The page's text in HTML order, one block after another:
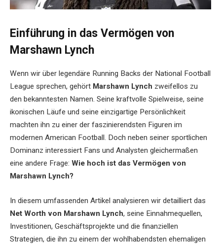
Einführung in das Vermögen von
Marshawn Lynch
Wenn wir über legendäre Running Backs der National Football
League sprechen, gehört Marshawn Lynch zweifellos zu
den bekanntesten Namen. Seine kraftvolle Spielweise, seine
ikonischen Läufe und seine einzigartige Persönlichkeit
machten ihn zu einer der faszinierendsten Figuren im
modernen American Football. Doch neben seiner sportlichen
Dominanz interessiert Fans und Analysten gleichermaßen
eine andere Frage: Wie hoch ist das Vermögen von
Marshawn Lynch?
In diesem umfassenden Artikel analysieren wir detailliert das
Net Worth von Marshawn Lynch, seine Einnahmequellen,
Investitionen, Geschäftsprojekte und die finanziellen
Strategien, die ihn zu einem der wohlhabendsten ehemaligen